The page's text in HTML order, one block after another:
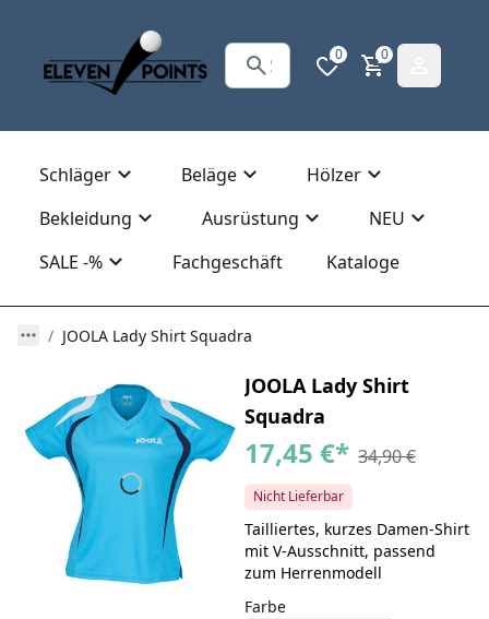
0 0
Schläger Beläge
Hölzer
Bekleidung
Ausrüstung
NEU
SALE -%
Fachgeschäft Kataloge
JOOLA Lady Shirt Squadra
JOOLA Lady Shirt
Squadra
17,45 €* 34,90 €
Nicht Lieferbar
Tailliertes, kurzes Damen-Shirt
mit V-Ausschnitt, passend
zum Herrenmodell
Farbe